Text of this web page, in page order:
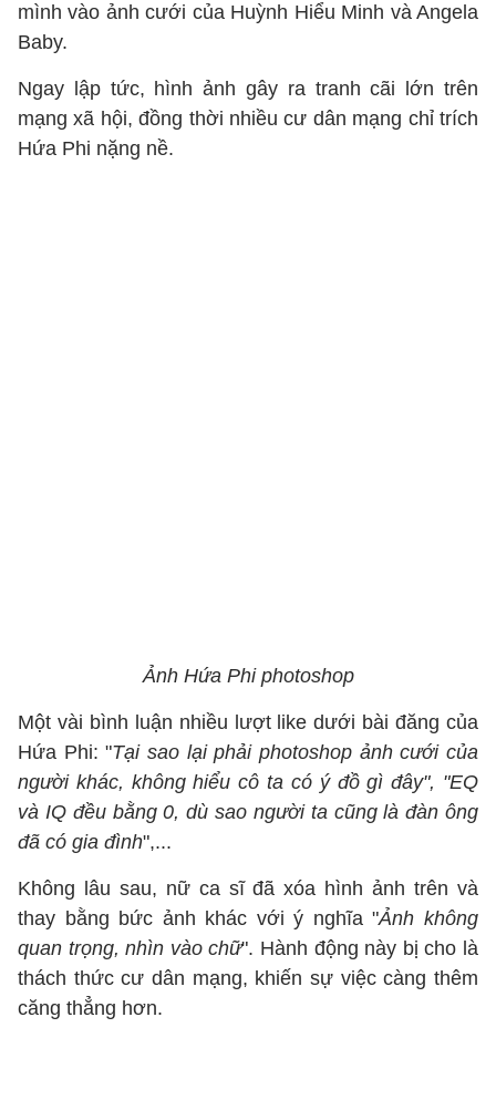
mình vào ảnh cưới của Huỳnh Hiểu Minh và Angela
Baby.
Ngay lập tức, hình ảnh gây ra tranh cãi lớn trên
mạng xã hội, đồng thời nhiều cư dân mạng chỉ trích
Hứa Phi nặng nề.
Ảnh Hứa Phi photoshop
Một vài bình luận nhiều lượt like dưới bài đăng của
Hứa Phi: "Tại sao lại phải photoshop ảnh cưới của
người khác, không hiểu cô ta có ý đồ gì đây", "EQ
và IQ đều bằng 0, dù sao người ta cũng là đàn ông
đã có gia đình",...
Không lâu sau, nữ ca sĩ đã xóa hình ảnh trên và
thay bằng bức ảnh khác với ý nghĩa "Ảnh không
quan trọng, nhìn vào chữ". Hành động này bị cho là
thách thức cư dân mạng, khiến sự việc càng thêm
căng thẳng hơn.